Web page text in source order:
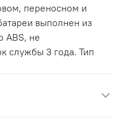
переносном и
выполнен из
ABS, не
службы 3 года. Тип